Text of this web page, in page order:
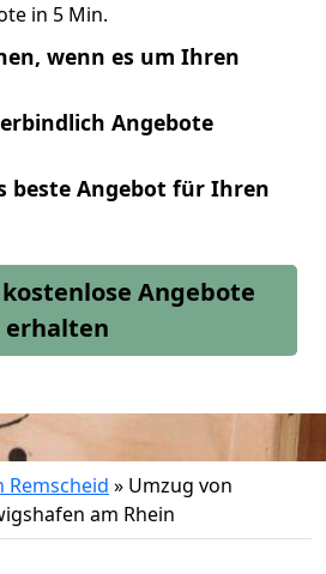
in 5 Min.
wenn es um Ihren
Angebote
beste Angebot für Ihren
Angebote
erhalten
» Umzug von
am Rhein